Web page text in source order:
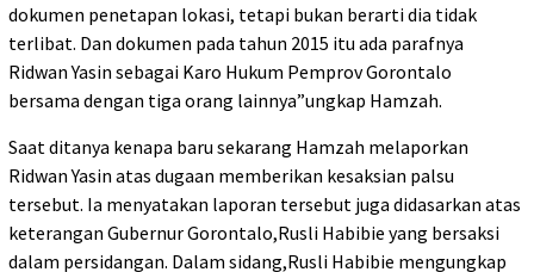
dokumen penetapan lokasi, tetapi bukan berarti dia tidak
terlibat. Dan dokumen pada tahun 2015 itu ada parafnya
Ridwan Yasin sebagai Karo Hukum Pemprov Gorontalo
bersama dengan tiga orang lainnya”ungkap Hamzah.
Saat ditanya kenapa baru sekarang Hamzah melaporkan
Ridwan Yasin atas dugaan memberikan kesaksian palsu
tersebut. Ia menyatakan laporan tersebut juga didasarkan atas
keterangan Gubernur Gorontalo,Rusli Habibie yang bersaksi
dalam persidangan. Dalam sidang,Rusli Habibie mengungkap